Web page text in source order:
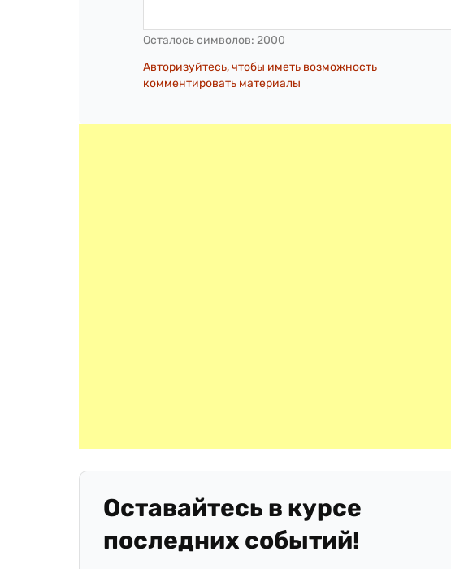
Осталось символов: 2000
Авторизуйтесь, чтобы иметь возможность
комментировать материалы
Оставайтесь в курсе
последних событий!